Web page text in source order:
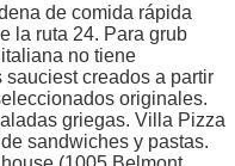
de comida rápida
la ruta 24. Para grub
no tiene
creados a partir
originales.
griegas. Villa Pizza
sandwiches y pastas.